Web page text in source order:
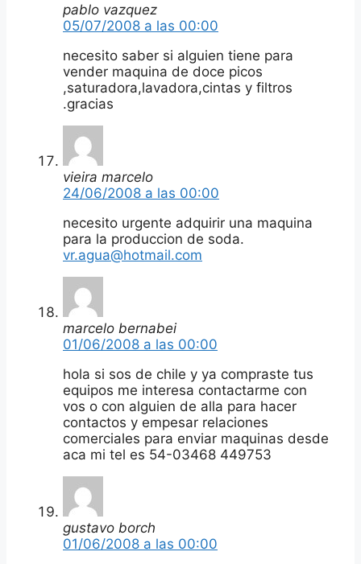
pablo vazquez
05/07/2008 a las 00:00
necesito saber si alguien tiene para
vender maquina de doce picos
,saturadora,lavadora,cintas y filtros
.gracias
vieira marcelo
24/06/2008 a las 00:00
necesito urgente adquirir una maquina
para la produccion de soda.
vr.agua@hotmail.com
marcelo bernabei
01/06/2008 a las 00:00
hola si sos de chile y ya compraste tus
equipos me interesa contactarme con
vos o con alguien de alla para hacer
contactos y empesar relaciones
comerciales para enviar maquinas desde
aca mi tel es 54-03468 449753
gustavo borch
01/06/2008 a las 00:00